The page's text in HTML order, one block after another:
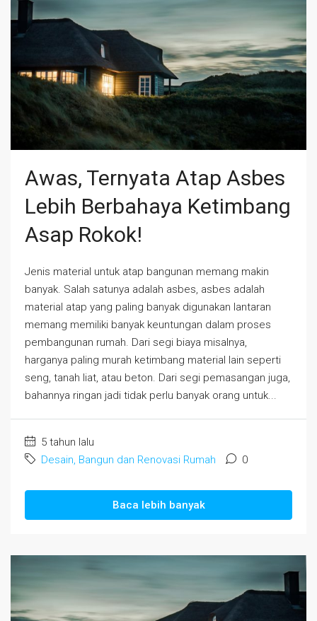
Awas, Ternyata Atap Asbes
Lebih Berbahaya Ketimbang
Asap Rokok!
Jenis material untuk atap bangunan memang makin
banyak. Salah satunya adalah asbes, asbes adalah
material atap yang paling banyak digunakan lantaran
memang memiliki banyak keuntungan dalam proses
pembangunan rumah. Dari segi biaya misalnya,
harganya paling murah ketimbang material lain seperti
seng, tanah liat, atau beton. Dari segi pemasangan juga,
bahannya ringan jadi tidak perlu banyak orang untuk...
5 tahun lalu
Desain, Bangun dan Renovasi Rumah
0
Baca lebih banyak